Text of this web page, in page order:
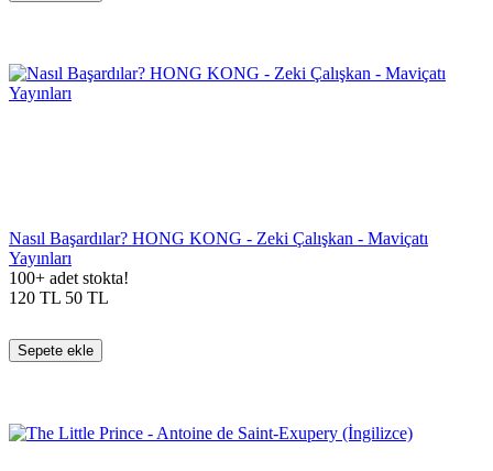
Nasıl Başardılar? HONG KONG - Zeki Çalışkan - Maviçatı
Yayınları
100+ adet stokta!
120 TL 50 TL
Sepete ekle